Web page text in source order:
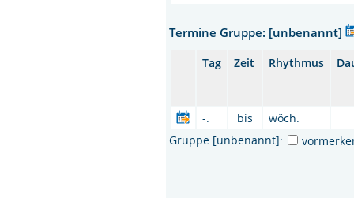
Termine Gruppe: [unbenannt]
Tag Zeit Rhythmus
-. bis
wöch.
Gruppe [unbenannt]: